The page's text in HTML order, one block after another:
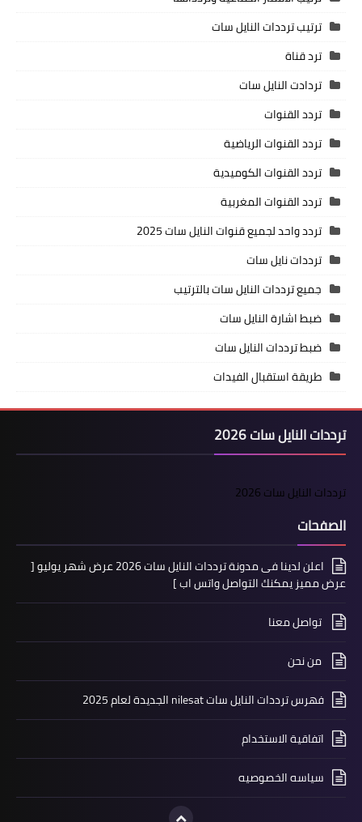
ترتيب ترددات النايل سات
ترد قناة
تردادت النايل سات
تردد القنوات
تردد القنوات الرياضية
تردد القنوات الكوميدية
تردد القنوات المغربية
تردد واحد لجميع قنوات النايل سات 2025
ترددات نايل سات
جميع ترددات النايل سات بالترتيب
ضبط اشارة النايل سات
ضبط ترددات النايل سات
طريقة استقبال الفيدات
ترددات النايل سات 2026
ترددات النايل سات 2026
الصفحات
اعلن لدينا فى مدونة ترددات النايل سات 2026 عرض شهر يوليو [
عرض مميز يمكنك التواصل واتس اب ]
تواصل معنا
من نحن
فهرس ترددات النايل سات nilesat الجديدة لعام 2025
اتفاقية الاستخدام
سياسه الخصوصيه